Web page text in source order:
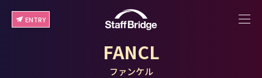
ENTRY
FANCL
ファンケル